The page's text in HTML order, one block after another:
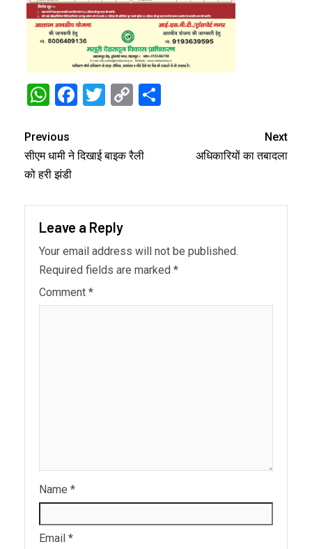
WhatsApp
Facebook
Twitter
Copy
Previous
सीएम धामी ने दिखाई बाइक रैली
को हरी झंडी
Next
अधिकारियों का तबादला
Leave a Reply
Your email address will not be published.
Required fields are marked *
Comment *
Name *
Email *